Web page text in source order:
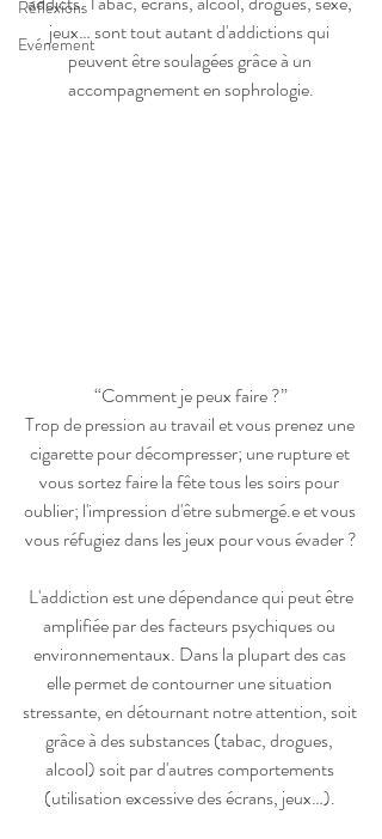
Réflexions
Evénement
jeux… sont tout autant d'addictions qui
peuvent être soulagées grâce à un
accompagnement en sophrologie.
“Comment je peux faire ?”
Trop de pression au travail et vous prenez une
cigarette pour décompresser; une rupture et
vous sortez faire la fête tous les soirs pour
oublier; l'impression d'être submergé.e et vous
vous réfugiez dans les jeux pour vous évader ?
amplifiée par des facteurs psychiques ou
environnementaux. Dans la plupart des cas
elle permet de contourner une situation
stressante, en détournant notre attention, soit
grâce à des substances (tabac, drogues,
alcool) soit par d'autres comportements
(utilisation excessive des écrans, jeux…).